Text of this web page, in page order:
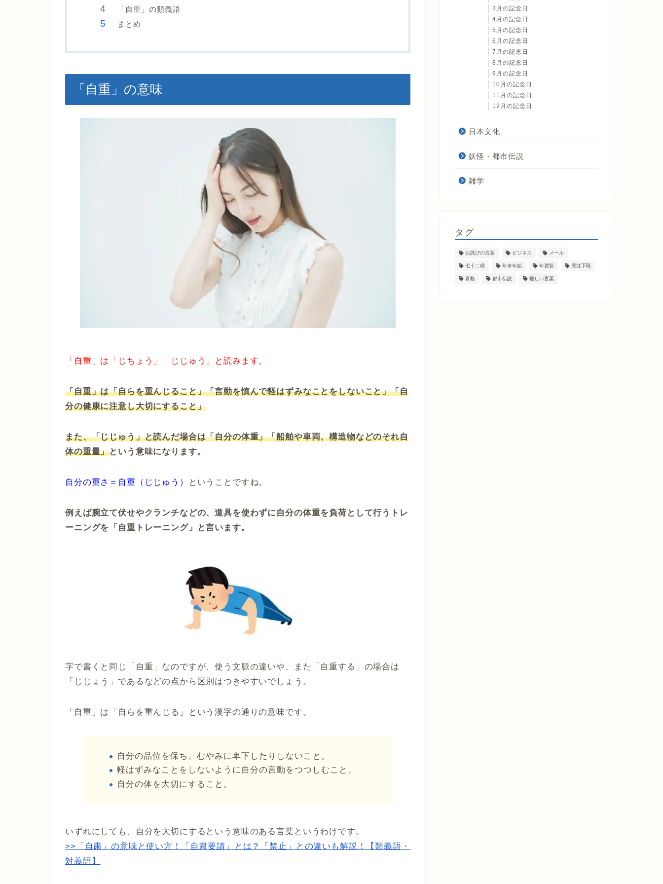
「自重」の類義語
まとめ
「自重」の意味
「自重」は「じちょう」「じじゅう」と読みます。
「自重」は「自らを重んじること」「言動を慎んで軽はずみなことをしないこと」「自
分の健康に注意し大切にすること」
また、「じじゅう」と読んだ場合は「自分の体重」「船舶や車両、構造物などのそれ自
体の重量」という意味になります。
自分の重さ＝自重（じじゅう） ということですね。
例えば腕立て伏せやクランチなどの、道具を使わずに自分の体重を負荷として行うトレ
ーニングを「自重トレーニング」と言います。
字で書くと同じ「自重」なのですが、使う文脈の違いや、また「自重する」の場合は
「じじょう」であるなどの点から区別はつきやすいでしょう。
「自重」は「自らを重んじる」という漢字の通りの意味です。
自分の品位を保ち、むやみに卑下したりしないこと。
軽はずみなことをしないように自分の言動をつつしむこと。
自分の体を大切にすること。
いずれにしても、自分を大切にするという意味のある言葉というわけです。
>>「自粛」の意味と使い方！「自粛要請」とは？「禁止」との違いも解説！【類義語・
対義語】
3月の記念日
4月の記念日
5月の記念日
6月の記念日
7月の記念日
8月の記念日
9月の記念日
10月の記念日
11月の記念日
12月の記念日
日本文化
妖怪・都市伝説
雑学
タグ
お詫びの言葉 ビジネス メール
七十二候 年末年始 年賀状 暦注下段
資格 都市伝説 難しい言葉